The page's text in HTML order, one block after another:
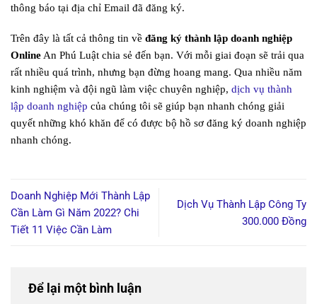
thông báo tại địa chỉ Email đã đăng ký.
Trên đây là tất cả thông tin về đăng ký thành lập doanh nghiệp
OnlineAn Phú Luật chia sẻ đến bạn. Với mỗi giai đoạn sẽ trải qua
rất nhiều quá trình, nhưng bạn đừng hoang mang. Qua nhiều năm
kinh nghiệm và đội ngũ làm việc chuyên nghiệp, dịch vụ thành
lập doanh nghiệp của chúng tôi sẽ giúp bạn nhanh chóng giải
quyết những khó khăn để có được bộ hồ sơ đăng ký doanh nghiệp
nhanh chóng.
Doanh Nghiệp Mới Thành Lập
Cần Làm Gì Năm 2022? Chi
Tiết 11 Việc Cần Làm
Dịch Vụ Thành Lập Công Ty
300.000 Đồng
Để lại một bình luận